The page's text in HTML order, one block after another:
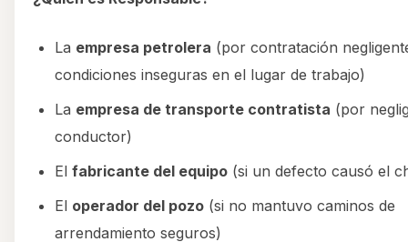
La empresa petrolera (por contratación
condiciones inseguras en el lugar de trabajo)
La empresa de transporte contratista (por
conductor)
El fabricante del equipo (si un defecto causó el
El operador del pozo (si no mantuvo caminos de
arrendamiento seguros)